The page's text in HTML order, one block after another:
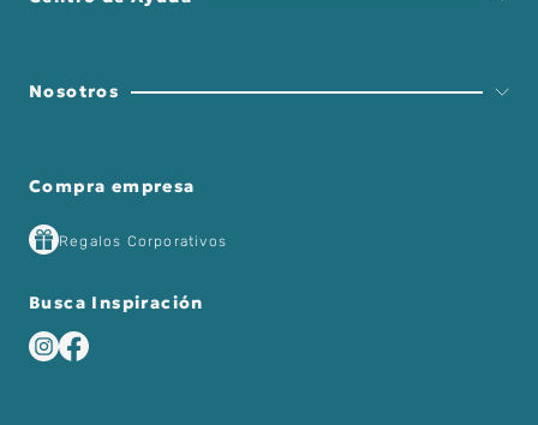
Nosotros
Compra empresa
Regalos Corporativos
Busca Inspiración